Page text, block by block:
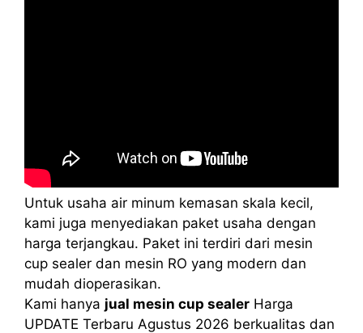
Untuk usaha air minum kemasan skala kecil,
kami juga menyediakan paket usaha dengan
harga terjangkau. Paket ini terdiri dari mesin
cup sealer dan mesin RO yang modern dan
mudah dioperasikan.
Kami hanya jual mesin cup sealer Harga
UPDATE Terbaru Agustus 2026 berkualitas dan